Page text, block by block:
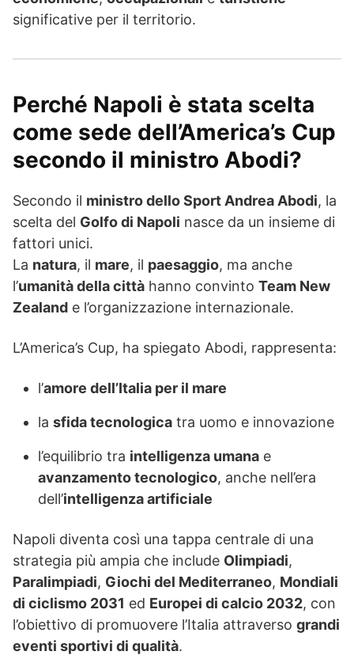
significative per il territorio.
Perché Napoli è stata scelta
come sede dell’America’s Cup
secondo il ministro Abodi?
Secondo il ministro dello Sport Andrea Abodi, la
scelta del Golfo di Napoli nasce da un insieme di
fattori unici.
La natura, il mare, il paesaggio, ma anche
l’umanità della città hanno convinto Team New
Zealand e l’organizzazione internazionale.
L’America’s Cup, ha spiegato Abodi, rappresenta:
l’amore dell’Italia per il mare
la sfida tecnologica tra uomo e innovazione
l’equilibrio tra intelligenza umana e
avanzamento tecnologico, anche nell’era
dell’intelligenza artificiale
Napoli diventa così una tappa centrale di una
strategia più ampia che include Olimpiadi,
Paralimpiadi, Giochi del Mediterraneo, Mondiali
di ciclismo 2031 ed Europei di calcio 2032, con
l’obiettivo di promuovere l’Italia attraverso grandi
eventi sportivi di qualità.